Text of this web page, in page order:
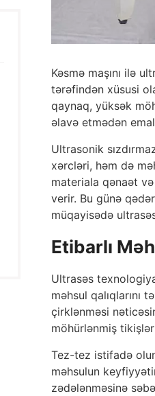
Kəsmə maşını ilə
tərəfindən xüsusi
qaynaq, yüksək
əlavə etmədən
Ultrasonik
xərcləri, həm də
materiala qənaət
verir. Bu günə
müqayisədə
Etibarlı
Ultrasəs
məhsul qalıqlarını
çirklənməsi
möhürlənmiş tikişlər
Tez-tez istifadə
məhsulun
zədələnməsinə